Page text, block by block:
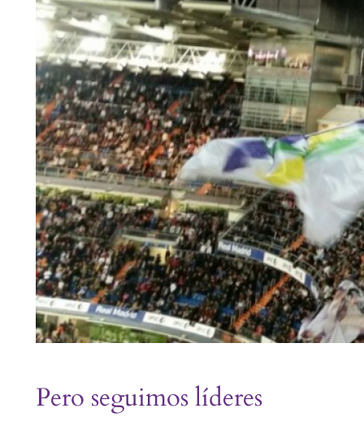
Pero seguimos líderes